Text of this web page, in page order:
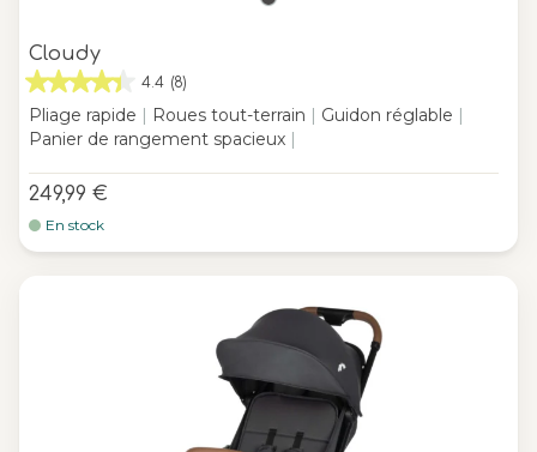
Cloudy
4.4 (8)
Pliage rapide | Roues tout-terrain | Guidon réglable |
Panier de rangement spacieux |
249,99 €
En stock